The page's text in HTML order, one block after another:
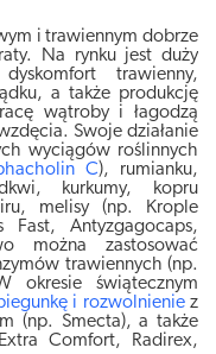
i trawiennym dobrze
Na rynku jest duży
trawienny,
a także produkcję
wątroby i łagodzą
Swoje działanie
wyciągów roślinnych
C), rumianku,
kurkumy, kopru
melisy (np. Krople
Fast, Antyzgagocaps,
można zastosować
trawiennych (np.
okresie świątecznym
i rozwolnieniez
(np. Smecta), a także
Comfort, Radirex,